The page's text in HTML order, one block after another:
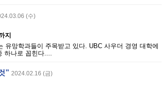
(수)
지
망학과들이 주목받고 있다. UBC 사우더 경영 대학에
하나로 꼽힌다....
” 2024.02.16 (금)